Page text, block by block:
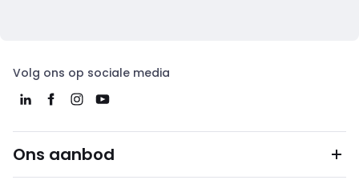
Volg ons op sociale media
Ons aanbod